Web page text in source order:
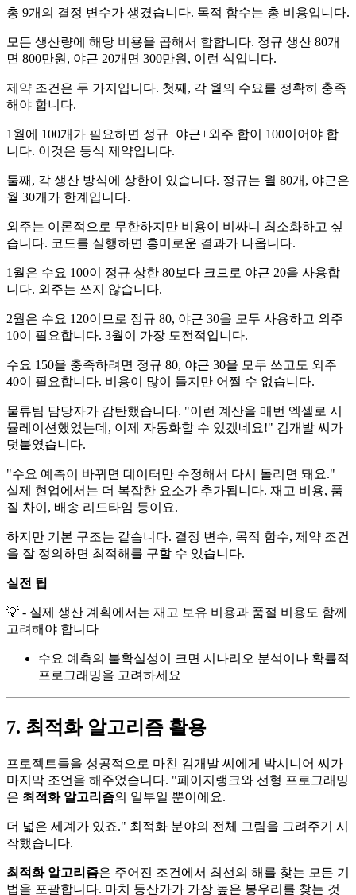
총 9개의 결정 변수가 생겼습니다. 목적 함수는 총 비용입니다.
모든 생산량에 해당 비용을 곱해서 합합니다. 정규 생산 80개
면 800만원, 야근 20개면 300만원, 이런 식입니다.
제약 조건은 두 가지입니다. 첫째, 각 월의 수요를 정확히 충족
해야 합니다.
1월에 100개가 필요하면 정규+야근+외주 합이 100이어야 합
니다. 이것은 등식 제약입니다.
둘째, 각 생산 방식에 상한이 있습니다. 정규는 월 80개, 야근은
월 30개가 한계입니다.
외주는 이론적으로 무한하지만 비용이 비싸니 최소화하고 싶
습니다. 코드를 실행하면 흥미로운 결과가 나옵니다.
1월은 수요 100이 정규 상한 80보다 크므로 야근 20을 사용합
니다. 외주는 쓰지 않습니다.
2월은 수요 120이므로 정규 80, 야근 30을 모두 사용하고 외주
10이 필요합니다. 3월이 가장 도전적입니다.
수요 150을 충족하려면 정규 80, 야근 30을 모두 쓰고도 외주
40이 필요합니다. 비용이 많이 들지만 어쩔 수 없습니다.
물류팀 담당자가 감탄했습니다. "이런 계산을 매번 엑셀로 시
뮬레이션했었는데, 이제 자동화할 수 있겠네요!" 김개발 씨가
덧붙였습니다.
"수요 예측이 바뀌면 데이터만 수정해서 다시 돌리면 돼요."
실제 현업에서는 더 복잡한 요소가 추가됩니다. 재고 비용, 품
질 차이, 배송 리드타임 등이요.
하지만 기본 구조는 같습니다. 결정 변수, 목적 함수, 제약 조건
을 잘 정의하면 최적해를 구할 수 있습니다.
실전 팁
💡 - 실제 생산 계획에서는 재고 보유 비용과 품절 비용도 함께
고려해야 합니다
수요 예측의 불확실성이 크면 시나리오 분석이나 확률적
프로그래밍을 고려하세요
7. 최적화 알고리즘 활용
프로젝트들을 성공적으로 마친 김개발 씨에게 박시니어 씨가
마지막 조언을 해주었습니다. "페이지랭크와 선형 프로그래밍
은 최적화 알고리즘의 일부일 뿐이에요.
더 넓은 세계가 있죠." 최적화 분야의 전체 그림을 그려주기 시
작했습니다.
최적화 알고리즘은 주어진 조건에서 최선의 해를 찾는 모든 기
법을 포괄합니다. 마치 등산가가 가장 높은 봉우리를 찾는 것